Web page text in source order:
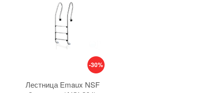
-30%
Лестница Emaux NSF